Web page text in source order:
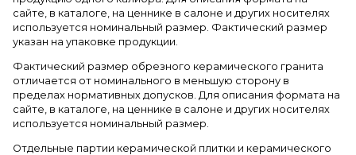
сайте, в каталоге, на ценнике в салоне и других носителях
используется номинальный размер. Фактический размер
указан на упаковке продукции.
Фактический размер обрезного керамического гранита
отличается от номинального в меньшую сторону в
пределах нормативных допусков. Для описания формата на
сайте, в каталоге, на ценнике в салоне и других носителях
используется номинальный размер.
Отдельные партии керамической плитки и керамического